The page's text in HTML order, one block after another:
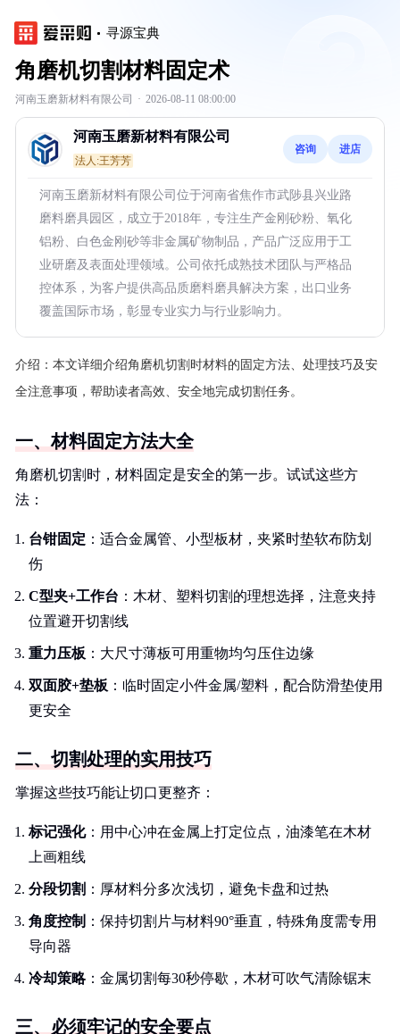
寻源宝典
角磨机切割材料固定术
河南玉磨新材料有限公司 · 2026-08-11 08:00:00
河南玉磨新材料有限公司
法人:王芳芳
咨询 进店
河南玉磨新材料有限公司位于河南省焦作市武陟县兴业路
磨料磨具园区，成立于2018年，专注生产金刚砂粉、氧化
铝粉、白色金刚砂等非金属矿物制品，产品广泛应用于工
业研磨及表面处理领域。公司依托成熟技术团队与严格品
控体系，为客户提供高品质磨料磨具解决方案，出口业务
覆盖国际市场，彰显专业实力与行业影响力。
介绍： 本文详细介绍角磨机切割时材料的固定方法、处理技巧及安
全注意事项，帮助读者高效、安全地完成切割任务。
一、材料固定方法大全
角磨机切割时，材料固定是安全的第一步。试试这些方
法：
台钳固定 ：适合金属管、小型板材，夹紧时垫软布防划
伤
C型夹+工作台 ：木材、塑料切割的理想选择，注意夹持
位置避开切割线
重力压板 ：大尺寸薄板可用重物均匀压住边缘
双面胶+垫板 ：临时固定小件金属/塑料，配合防滑垫使用
更安全
二、切割处理的实用技巧
掌握这些技巧能让切口更整齐：
标记强化：用中心冲在金属上打定位点，油漆笔在木材
上画粗线
分段切割 ：厚材料分多次浅切，避免卡盘和过热
角度控制 ：保持切割片与材料90°垂直，特殊角度需专用
导向器
冷却策略：金属切割每30秒停歇，木材可吹气清除锯末
三、必须牢记的安全要点